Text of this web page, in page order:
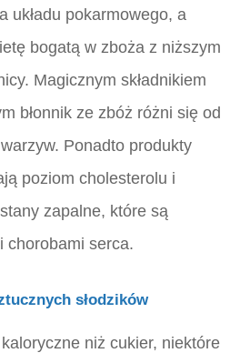
układu pokarmowego, a
bogatą w zboża z niższym
Magicznym składnikiem
błonnik ze zbóż różni się od
Ponadto produkty
poziom cholesterolu i
zapalne, które są
chorobami serca.
słodzików
niż cukier, niektóre